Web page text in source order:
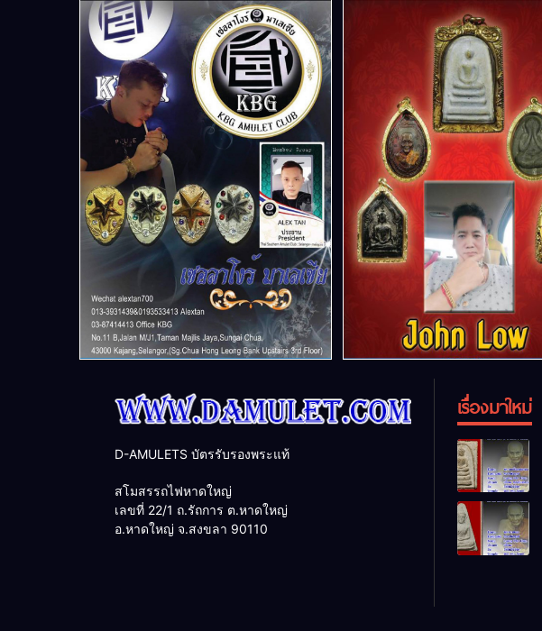
D-AMULETS บัตรรับรองพระแท้
สโมสรรถไฟหาดใหญ่
เลขที่ 22/1 ถ.รัถการ ต.หาดใหญ่
อ.หาดใหญ่ จ.สงขลา 90110
เรื่องมาใหม่